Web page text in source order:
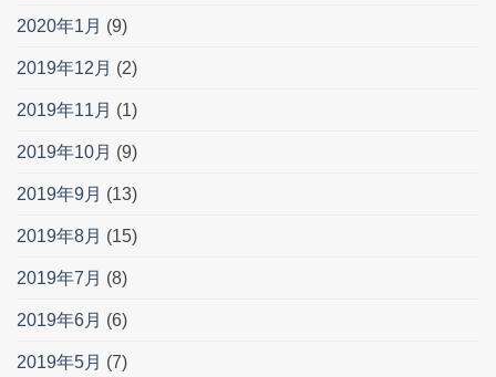
2020年1月 (9)
2019年12月 (2)
2019年11月 (1)
2019年10月 (9)
2019年9月 (13)
2019年8月 (15)
2019年7月 (8)
2019年6月 (6)
2019年5月 (7)